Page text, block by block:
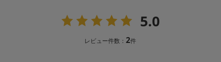
5.0
レビュー件数：2件